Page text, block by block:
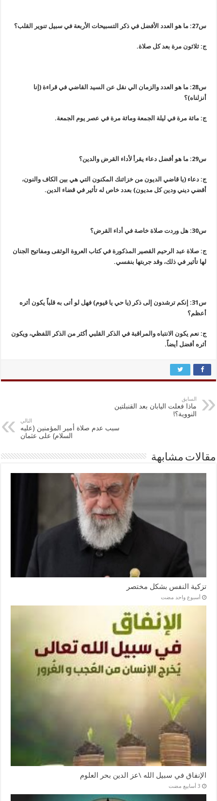
س27: ما هو العدد الأفضل في ذكر التسبيحات الأربعة في سبيل تنوير القلب؟
ج: ثلاثون مرة بعد كل صلاة.
س28: ما هو العدد والزمان الي نقل عن السيد القاضي في قراءة (إنا
أنزلناه)؟
ج: مائة مرة في ليلة الجمعة ومائة مرة في عصر يوم الجمعة.
س29: ما هو أفضل دعاء يقرأ لأداء القرض والدين؟
ج: دعاء (يا قاضي الديون من خزائنك المكنون التي هي بين الكاف والنون،
أقضي ديني ودين كل مديون) بعدد خاص له تأثير في قضاء الدين.
س30: هل وردت صلاة خاصة في أداء القرض؟
ج: صلاة عبد الرحيم القصير المذكورة في كتاب العروة الوثقى ومفاتيح الجنان
لها تأثير في ذلك، وقد جربتها بنفسي.
س31: إنكم ترشدون إلى ذكر (يا حي يا قيوم) فهل لو أتى به قلباً يكون أثره
أعظم؟
ج: نعم يكون الانتباه والمراقبة في الذكر القلبي أكثر من الذكر اللفظي، ويكون
أثره أفضل أيضاً.
السابق
ماذا فعلت اليابان بعد القنبلتين
النووية؟!
التالي
سبب عدم صلاة أمير المؤمنين (عليه
السلام) على عثمان
مقالات مشابهة
تزكية النفس بشكل مختصر
‏أسبوع واحد مضت
الإنفاق في سبيل الله \عز الدين بحر العلوم